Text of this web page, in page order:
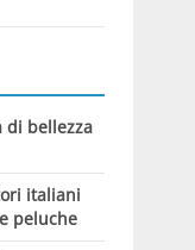
di bellezza
italiani
peluche